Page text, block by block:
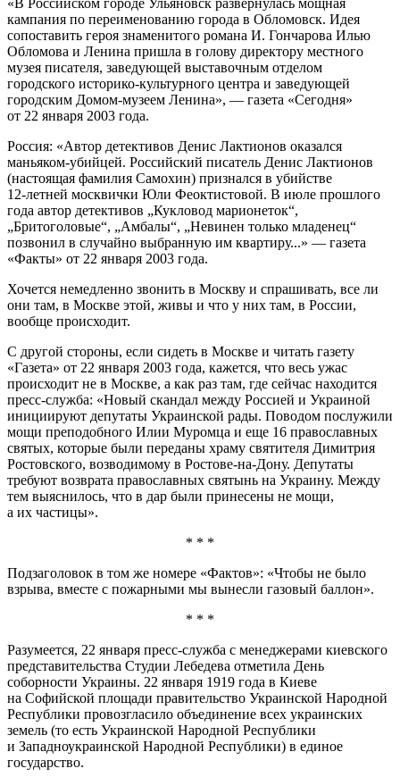
кампания по переименованию города в Обломовск. Идея
сопоставить героя знаменитого романа И. Гончарова Илью
Обломова и Ленина пришла в голову директору местного
музея писателя, заведующей выставочным отделом
городского историко-культурного центра и заведующей
городским Домом-музеем Ленина», — газета «Сегодня»
от 22 января 2003 года.
Россия: «Автор детективов Денис Лактионов оказался
маньяком-убийцей. Российский писатель Денис Лактионов
(настоящая фамилия Самохин) признался в убийстве
12-летней москвички Юли Феоктистовой. В июле прошлого
года автор детективов „Кукловод марионеток“,
„Бритоголовые“, „Амбалы“, „Невинен только младенец“
позвонил в случайно выбранную им квартиру...» — газета
«Факты» от 22 января 2003 года.
Хочется немедленно звонить в Москву и спрашивать, все ли
они там, в Москве этой, живы и что у них там, в России,
вообще происходит.
С другой стороны, если сидеть в Москве и читать газету
«Газета» от 22 января 2003 года, кажется, что весь ужас
происходит не в Москве, а как раз там, где сейчас находится
пресс-служба: «Новый скандал между Россией и Украиной
инициируют депутаты Украинской рады. Поводом послужили
мощи преподобного Илии Муромца и еще 16 православных
святых, которые были переданы храму святителя Димитрия
Ростовского, возводимому в Ростове-на-Дону. Депутаты
требуют возврата православных святынь на Украину. Между
тем выяснилось, что в дар были принесены не мощи,
а их частицы».
* * *
Подзаголовок в том же номере «Фактов»: «Чтобы не было
взрыва, вместе с пожарными мы вынесли газовый баллон».
* * *
Разумеется, 22 января пресс-служба с менеджерами киевского
представительства Студии Лебедева отметила День
соборности Украины. 22 января 1919 года в Киеве
на Софийской площади правительство Украинской Народной
Республики провозгласило объединение всех украинских
земель (то есть Украинской Народной Республики
и Западноукраинской Народной Республики) в единое
государство.